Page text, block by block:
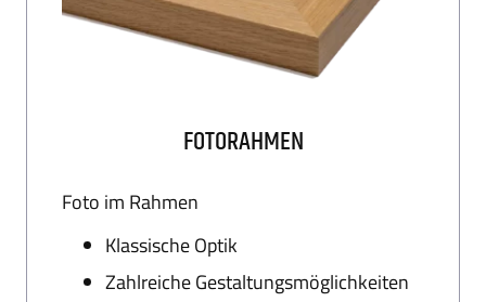
FOTORAHMEN
Foto im Rahmen
Klassische Optik
Zahlreiche Gestaltungsmöglichkeiten